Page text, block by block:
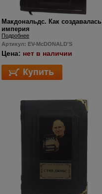
Макдональдс. Как создавалась
империя
Подробнее
Артикул: EV-McDONALD'S
Цена: нет в наличии